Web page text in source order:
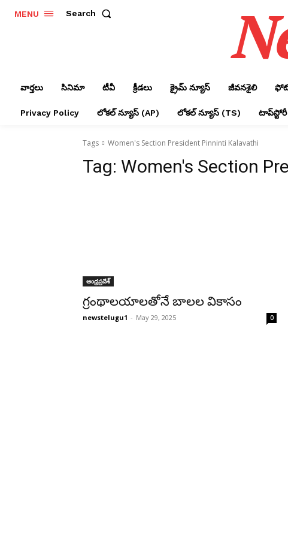
MENU Search
వార్తలు సినిమా టీవీ క్రీడలు క్రైమ్ న్యూస్‌ జీవనశైలి
Privacy Policy లోక‌ల్ న్యూస్‌ (AP) లోక‌ల్ న్యూస్‌ (TS) టాప్‌స్టోరీ
Tags Women's Section President Pinninti Kalavathi
Tag: Women's Section
ఆంధ్రప్రదేశ్‌
గ్రంథాలయాలతోనే బాలల వికాసం
newstelugu1 - May 29, 2025 0